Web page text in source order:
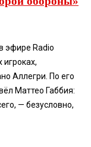
эфире Radio
Аллегри. По его
Маттео Габбия:
— безусловно,